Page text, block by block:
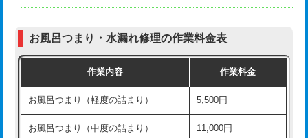
交換・取付（普通便座） 11,000円+材料費
交換・取付（温水洗浄便座） 16,500円+材料費
交換・取付(単水栓（壁付・デッキ
式）)
13,200円+材料費
お風呂つまり・水漏れ修理の作業料金表
作業内容 作業料金
お風呂つまり（軽度の詰まり） 5,500円
お風呂つまり（中度の詰まり） 11,000円